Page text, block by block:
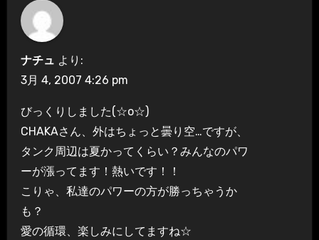
ナチュ より:
3月 4, 2007 4:26 pm
びっくりしました(☆o☆)
CHAKAさん、外はちょっと曇り空…ですが、
タンク周辺は夏かってくらい？みんなのパワ
ーが漲ってます！熱いです！！
こりゃ、私達のパワーの方が勝っちゃうか
も？
愛の循環、楽しみにしてますね☆